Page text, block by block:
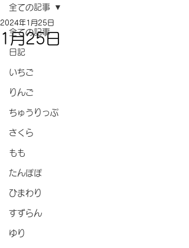
全ての記事
日記
いちご
りんご
ちゅうりっぷ
さくら
もも
たんぽぽ
ひまわり
すずらん
ゆり
全ての記事
1月25日
2024年1月25日